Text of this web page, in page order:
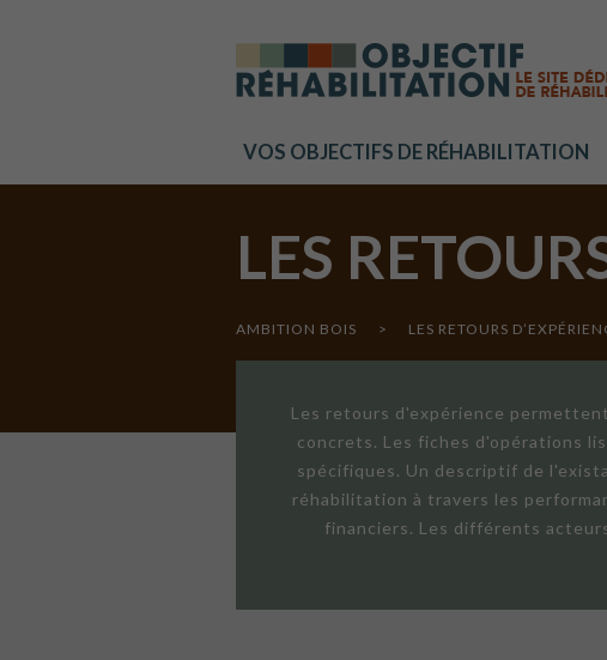
VOS OBJECTIFS DE RÉHABILITATION
LES
AMBITION BOIS > LES RETOURS
Les retours d'expérience
concrets. Les fiches d'opérations
spécifiques. Un descriptif de
réhabilitation à travers les
financiers. Les différents
ISOLATION